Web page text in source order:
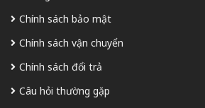
Chính sách bảo mật
Chính sách vận chuyển
Chính sách đổi trả
Câu hỏi thường gặp